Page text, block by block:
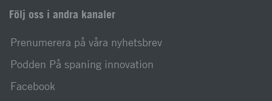
Följ oss i andra kanaler
Prenumerera på våra nyhetsbrev
Podden På spaning innovation
Facebook